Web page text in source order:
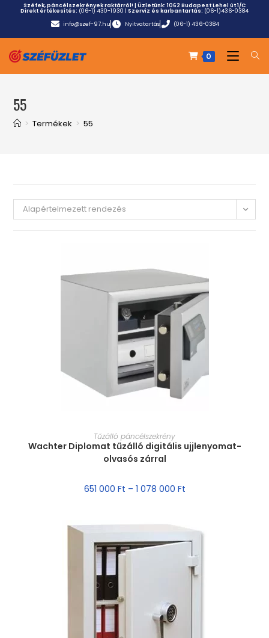
Széfek, páncélszekrények raktárról! | Üzletünk:1062 Budapest Lehel út 1/C
Direkt értékesítés: (06-1) 430-1930 | Szerviz és karbantartás: (06-1)436-0384
info@szef-97.hu
Nyitvatartás (06-1) 436-0384
0
55
> Termékek > 55
Alapértelmezett rendezés
MÉRET VÁLASZTÁSA
Tűzálló páncélszekrény
Wachter Diplomat tűzálló digitális ujjlenyomat-
olvasós zárral
651 000 Ft – 1 078 000 Ft